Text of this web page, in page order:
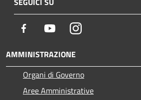
Facebook YoutubeInstagram
AMMINISTRAZIONE
Organi di Governo
Aree Amministrative